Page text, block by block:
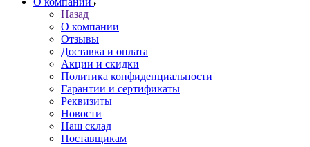
Назад
О компании
Отзывы
Доставка и оплата
Акции и скидки
Политика конфиденциальности
Гарантии и сертификаты
Реквизиты
Новости
Наш склад
Поставщикам